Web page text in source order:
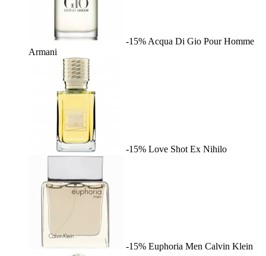
-15% Acqua Di Gio Pour Homme
Armani
-15% Love Shot Ex Nihilo
-15% Euphoria Men Calvin Klein